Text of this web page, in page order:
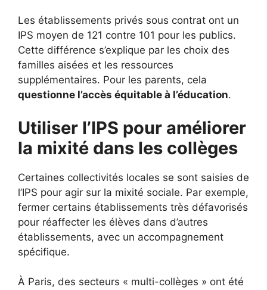
Les établissements privés sous contrat ont un
IPS moyen de 121 contre 101 pour les publics.
Cette différence s’explique par les choix des
familles aisées et les ressources
supplémentaires. Pour les parents, cela
questionne l’accès équitable à l’éducation.
Utiliser l’IPS pour améliorer
la mixité dans les collèges
Certaines collectivités locales se sont saisies de
l’IPS pour agir sur la mixité sociale. Par exemple,
fermer certains établissements très défavorisés
pour réaffecter les élèves dans d’autres
établissements, avec un accompagnement
spécifique.
À Paris, des secteurs « multi-collèges » ont été